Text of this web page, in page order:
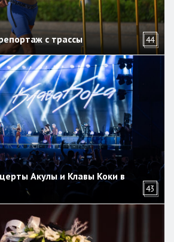
с трассы 44
Акулы и Клавы Коки в
43